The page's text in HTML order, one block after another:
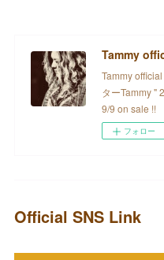
Tammy
Tammy
ターTammy "
9/9 on sale !!
フォロー
Official SNS Link